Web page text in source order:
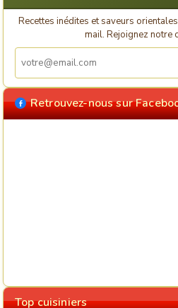
Recettes inédites et saveurs
mail. Rejoignez notre
Retrouvez-nous sur
Top cuisiniers